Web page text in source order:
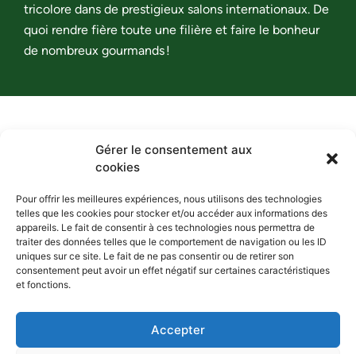
Gérer le consentement aux
cookies
Pour offrir les meilleures expériences, nous utilisons des technologies
telles que les cookies pour stocker et/ou accéder aux informations des
appareils. Le fait de consentir à ces technologies nous permettra de
traiter des données telles que le comportement de navigation ou les ID
uniques sur ce site. Le fait de ne pas consentir ou de retirer son
consentement peut avoir un effet négatif sur certaines caractéristiques
et fonctions.
Accepter
tricolore dans de prestigieux salons internationaux. De
quoi rendre fière toute une filière et faire le bonheur
de nombreux gourmands !
La choucroute de nos terroirs,
passionnément !
Contact Espace presse